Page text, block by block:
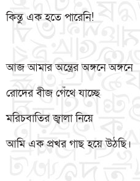
কিন্তু এক হতে পারেনি!
আজ আমার অন্ত্রের অঙ্গনে অঙ্গনে
রোদের বীজ গেঁথে যাচ্ছে
মরিচবাতির জ্বালা নিয়ে
আমি এক প্রখর গাছ হয়ে উঠছি।